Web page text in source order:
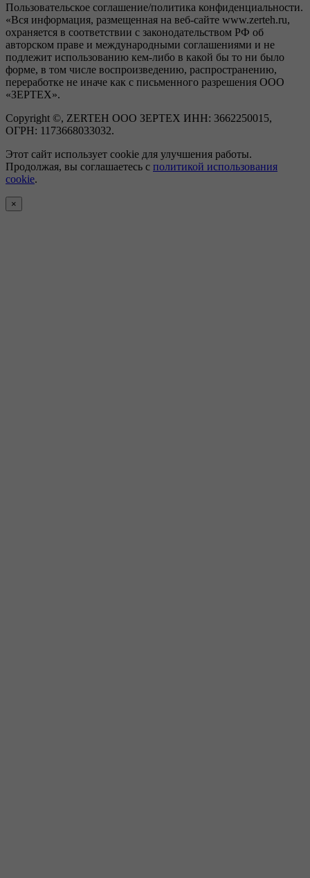
Пользовательское соглашение/политика конфиденциальности.
«Вся информация, размещенная на веб-сайте www.zerteh.ru,
охраняется в соответствии с законодательством РФ об
авторском праве и международными соглашениями и не
подлежит использованию кем-либо в какой бы то ни было
форме, в том числе воспроизведению, распространению,
переработке не иначе как с письменного разрешения ООО
«ЗЕРТЕХ».
Copyright ©, ZERTEH ООО ЗЕРТЕХ ИНН: 3662250015,
ОГРН: 1173668033032.
Этот сайт использует cookie для улучшения работы.
Продолжая, вы соглашаетесь с политикой использования
cookie.
×